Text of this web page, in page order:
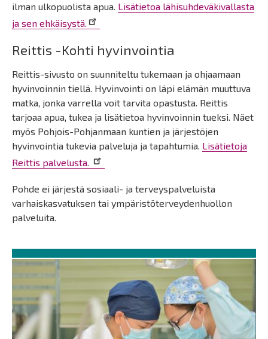
ilman ulkopuolista apua. Lisätietoa lähisuhdeväkivallasta
ja sen ehkäisystä.
Reittis -Kohti hyvinvointia
Reittis-sivusto on suunniteltu tukemaan ja ohjaamaan
hyvinvoinnin tiellä. Hyvinvointi on läpi elämän muuttuva
matka, jonka varrella voit tarvita opastusta. Reittis
tarjoaa apua, tukea ja lisätietoa hyvinvoinnin tueksi. Näet
myös Pohjois-Pohjanmaan kuntien ja järjestöjen
hyvinvointia tukevia palveluja ja tapahtumia. Lisätietoja
Reittis palvelusta.
Pohde ei järjestä sosiaali- ja terveyspalveluista
varhaiskasvatuksen tai ympäristöterveydenhuollon
palveluita.